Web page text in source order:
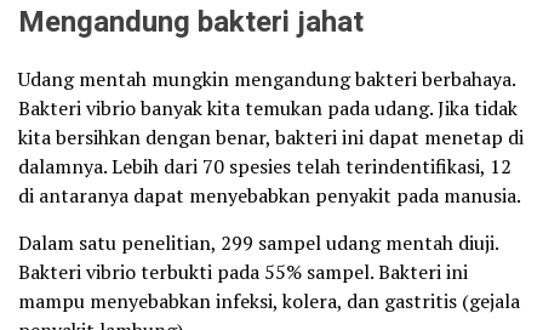
Mengandung bakteri jahat
Udang mentah mungkin mengandung bakteri berbahaya.
Bakteri vibrio banyak kita temukan pada udang. Jika tidak
kita bersihkan dengan benar, bakteri ini dapat menetap di
dalamnya. Lebih dari 70 spesies telah terindentifikasi, 12
di antaranya dapat menyebabkan penyakit pada manusia.
Dalam satu penelitian, 299 sampel udang mentah diuji.
Bakteri vibrio terbukti pada 55% sampel. Bakteri ini
mampu menyebabkan infeksi, kolera, dan gastritis (gejala